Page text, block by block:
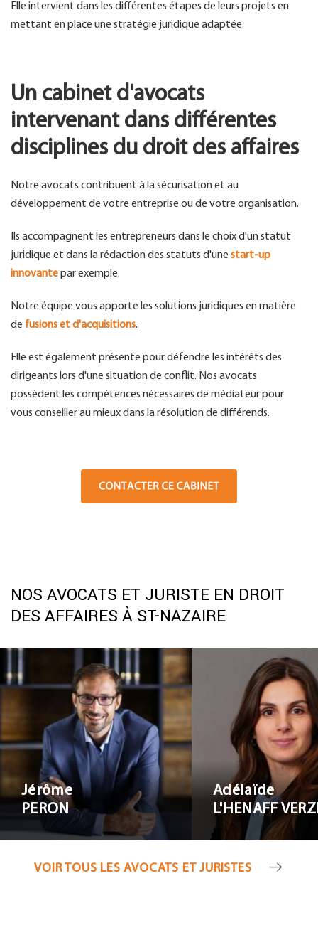
Elle intervient dans les différentes étapes de leurs projets en
mettant en place une stratégie juridique adaptée.
Un cabinet d'avocats
intervenant dans différentes
disciplines du droit des affaires
Notre avocats contribuent à la sécurisation et au
développement de votre entreprise ou de votre organisation.
Ils accompagnent les entrepreneurs dans le choix d'un statut
juridique et dans la rédaction des statuts d'une start-up
innovantepar exemple.
Notre équipe vous apporte les solutions juridiques en matière
de fusions et d'acquisitions.
Elle est également présente pour défendre les intérêts des
dirigeants lors d'une situation de conflit. Nos avocats
possèdent les compétences nécessaires de médiateur pour
vous conseiller au mieux dans la résolution de différends.
NOS AVOCATS ET JURISTE EN DROIT
DES AFFAIRES À ST-NAZAIRE
Jérôme
PERON
Jérôme PERON
Adélaïde
L'HENAFF
VOIR TOUS LES AVOCATS ET JURISTES